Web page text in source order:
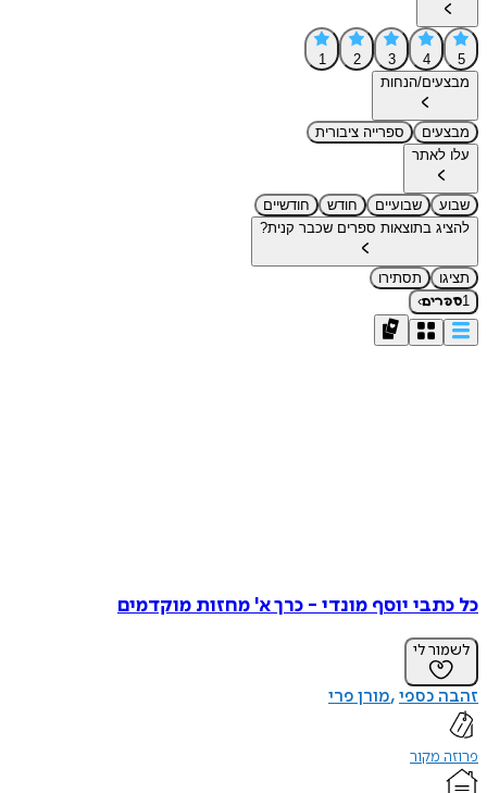
5
4
3
2
1
מבצעים/הנחות
מבצעים
ספרייה ציבורית
עלו לאתר
שבוע שבועיים חודש
חודשיים
להציג בתוצאות ספרים שכבר קנית?
תציגו
תסתירו
1ספרים›
כל כתבי יוסף מונדי - כרך א' מחזות מוקדמים
לשמור לי
זהבה כספי מורן פרי
פרוזה מקור